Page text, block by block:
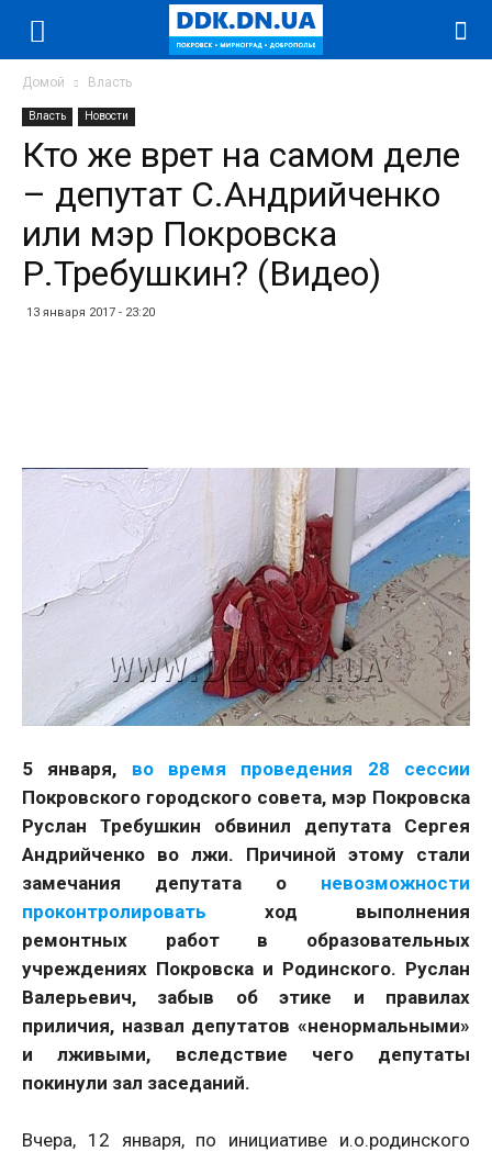
Домой Власть
Власть Новости
Кто же врет на самом деле
– депутат С.Андрийченко
или мэр Покровска
Р.Требушкин? (Видео)
13 января 2017 - 23:20
5 января, во время проведения 28 сессии
Покровского городского совета, мэр Покровска
Руслан Требушкин обвинил депутата Сергея
Андрийченко во лжи. Причиной этому стали
замечания депутата о невозможности
проконтролировать ход выполнения
ремонтных работ в образовательных
учреждениях Покровска и Родинского. Руслан
Валерьевич, забыв об этике и правилах
приличия, назвал депутатов «ненормальными»
и лживыми, вследствие чего депутаты
покинули зал заседаний.
Вчера, 12 января, по инициативе и.о.родинского